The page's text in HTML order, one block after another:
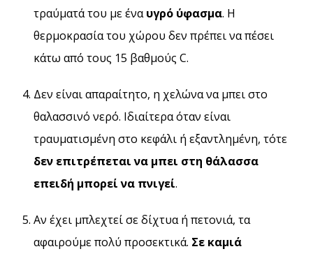
τραύματά του με έναυγρό ύφασμα. Η
θερμοκρασία του χώρου δεν πρέπει να πέσει
κάτω από τους 15 βαθμούς C.
Δεν είναι απαραίτητο, η χελώνα να μπει στο
θαλασσινό νερό. Iδιαίτερα όταν είναι
τραυματισμένη στο κεφάλι ή εξαντλημένη, τότε
δεν επιτρέπεται να μπει στη θάλασσα
επειδή μπορεί να πνιγεί.
Αν έχει μπλεχτεί σε δίχτυα ή πετονιά, τα
αφαιρούμε πολύ προσεκτικά. Σε καμιά